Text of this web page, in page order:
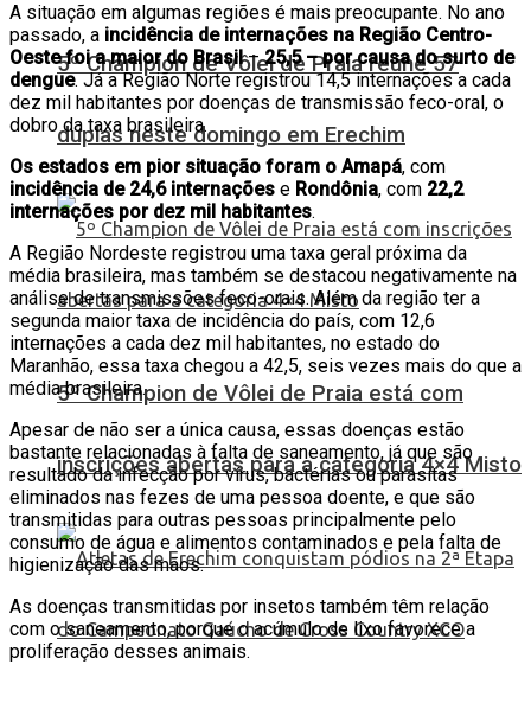
5º Champion de Vôlei de Praia reúne 57
duplas neste domingo em Erechim
5º Champion de Vôlei de Praia está com
inscrições abertas para a categoria 4×4 Misto
A situação em algumas regiões é mais preocupante. No ano
passado, a incidência de internações na Região Centro-
Oeste foi a maior do Brasil–25,5 – por causa do surto de
dengue. Já a Região Norte registrou 14,5 internações a cada
dez mil habitantes por doenças de transmissão feco-oral, o
dobro da taxa brasileira.
Os estados em pior situação foram o Amapá, com
incidência de 24,6 internações e Rondônia, com 22,2
internações por dez mil habitantes.
A Região Nordeste registrou uma taxa geral próxima da
média brasileira, mas também se destacou negativamente na
análise de transmissões feco-orais. Além da região ter a
segunda maior taxa de incidência do país, com 12,6
internações a cada dez mil habitantes, no estado do
Maranhão, essa taxa chegou a 42,5, seis vezes mais do que a
média brasileira.
Apesar de não ser a única causa, essas doenças estão
bastante relacionadas à falta de saneamento, já que são
resultado da infecção por vírus, bactérias ou parasitas
eliminados nas fezes de uma pessoa doente, e que são
transmitidas para outras pessoas principalmente pelo
consumo de água e alimentos contaminados e pela falta de
higienização das mãos.
As doenças transmitidas por insetos também têm relação
com o saneamento, porque o acúmulo de lixo favorece a
proliferação desses animais.